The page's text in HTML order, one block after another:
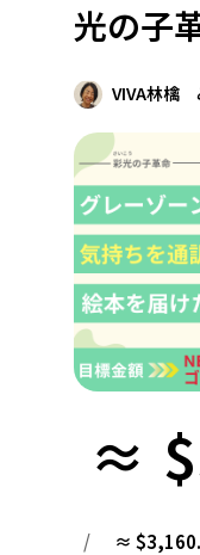
社会貢献
地域からさがす
北海道 青森
茨城 栃木
新潟 富山
滋賀
島根
九州・沖縄
光の子
VIVA林檎
≈
/ ≈